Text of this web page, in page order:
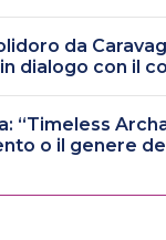
da
dialogo con il
“Timeless
o il genere